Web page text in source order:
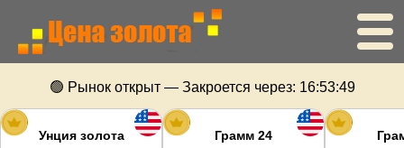
Главная
Цена золота
🟢 Рынок открыт — Закроется через: 16:53:48
Унция золота Грамм 24